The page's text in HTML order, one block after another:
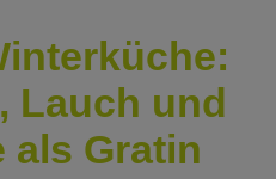
Lauch und
als Gratin